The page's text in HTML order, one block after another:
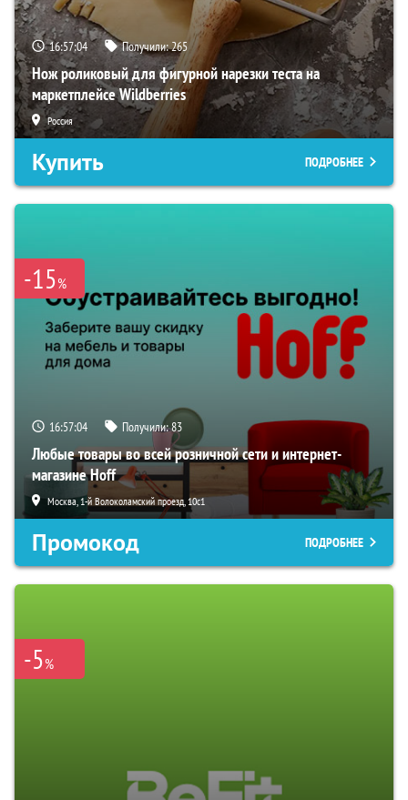
16:57:03 Получили:265
Нож роликовый для фигурной нарезки теста на
маркетплейсе Wildberries
Россия
Купить ПОДРОБНЕЕ
-15%
16:57:03 Получили:83
Любые товары во всей розничной сети и интернет-
магазине Hoff
Москва, 1-й Волоколамский проезд, 10с1
Промокод ПОДРОБНЕЕ
-5%